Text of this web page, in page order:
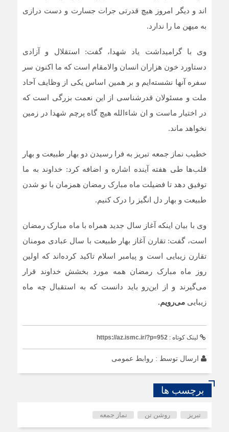
اند و دیگر امروز هیچ قدرتی جرات جسارت و دست درازی
به میهن ما را ندارد.
وی با گرامیداشت یاد شهدا، گفت: استقلال و آزادی
دستاورد خون هزاران انسان والامقام است که ما اکنون سر
سفره آنها نشسته‌ایم و بر همین اساس یکی از وظایف آحاد
ملت و مسئولان قدرشناسی از این نعمت بزرگی است که
در اختیار ماست و ان شاءالله هیچ گاه پرچم شهدا در زمین
نخواهد ماند.
خطیب نماز جمعه تبریز به فرا رسیدن دو بهار طبیعت و بهار
قلب‌ها طی هفته آینده اشاره و اضافه کرد: خداوند به ما
توفیق دهد تا فضیلت ماه مبارک رمضان همزمان با نو شدن
طبیعت و بهار دل انگیز را درک کنیم.
وی با بیان اینکه آغاز سال جدید همراه با ماه مبارک رمضان
است، گفت: تقارن آغاز بهار طبیعت با سال عبادی مومنان
تقارن زیبایی است و پیامبر اسلام تاکید کرده‌اند که اولین
روز ماه مبارک رمضان همه مورد بخشش خداوند قرار
می‌گیرند و از این‌رو باید دانست که به استقبال چه ماه
زیبایی می‌رویم.
لینک کوتاه : https://az.ismc.ir/?p=952
ارسال توسط : روابط عمومی
برچسب ها
تبریز روشن تن نماز جمعه